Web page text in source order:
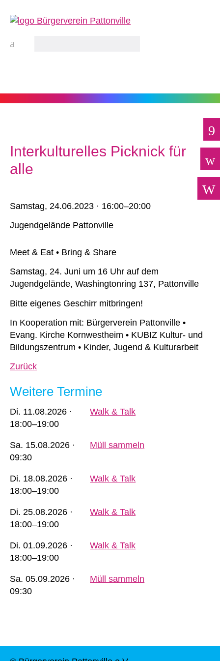
Interkulturelles Picknick für
alle
Samstag, 24.06.2023 · 16:00–20:00
Jugendgelände Pattonville
Meet & Eat • Bring & Share
Samstag, 24. Juni um 16 Uhr auf dem
Jugendgelände, Washingtonring 137, Pattonville
Bitte eigenes Geschirr mitbringen!
In Kooperation mit: Bürgerverein Pattonville •
Evang. Kirche Kornwestheim • KUBIZ Kultur- und
Bildungszentrum • Kinder, Jugend & Kulturarbeit
Zurück
Weitere Termine
Di. 11.08.2026 ·
18:00–19:00
Walk & Talk
Sa. 15.08.2026 ·
09:30
Müll sammeln
Di. 18.08.2026 ·
18:00–19:00
Walk & Talk
Di. 25.08.2026 ·
18:00–19:00
Walk & Talk
Di. 01.09.2026 ·
18:00–19:00
Walk & Talk
Sa. 05.09.2026 ·
09:30
Müll sammeln